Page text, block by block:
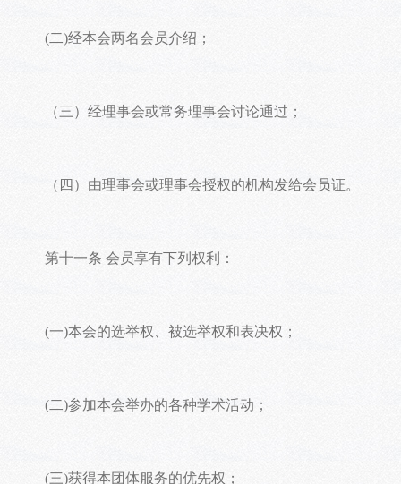
(二)经本会两名会员介绍；
（三）经理事会或常务理事会讨论通过；
（四）由理事会或理事会授权的机构发给会员证。
第十一条 会员享有下列权利：
(一)本会的选举权、被选举权和表决权；
(二)参加本会举办的各种学术活动；
(三)获得本团体服务的优先权；